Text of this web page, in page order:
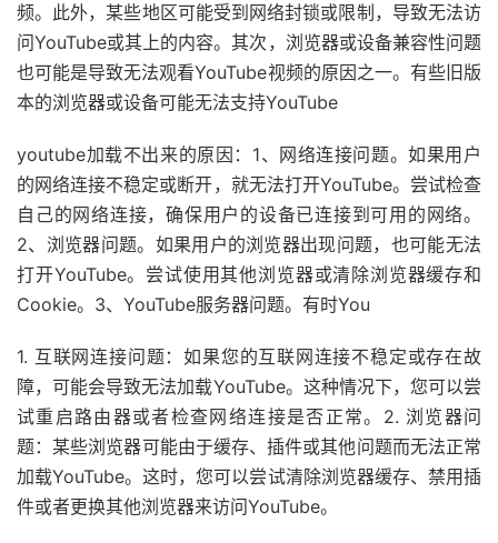
频。此外，某些地区可能受到网络封锁或限制，导致无法访
问YouTube或其上的内容。其次，浏览器或设备兼容性问题
也可能是导致无法观看YouTube视频的原因之一。有些旧版
本的浏览器或设备可能无法支持YouTube
youtube加载不出来的原因：1、网络连接问题。如果用户
的网络连接不稳定或断开，就无法打开YouTube。尝试检查
自己的网络连接，确保用户的设备已连接到可用的网络。
2、浏览器问题。如果用户的浏览器出现问题，也可能无法
打开YouTube。尝试使用其他浏览器或清除浏览器缓存和
Cookie。3、YouTube服务器问题。有时You
1. 互联网连接问题：如果您的互联网连接不稳定或存在故
障，可能会导致无法加载YouTube。这种情况下，您可以尝
试重启路由器或者检查网络连接是否正常。2. 浏览器问
题：某些浏览器可能由于缓存、插件或其他问题而无法正常
加载YouTube。这时，您可以尝试清除浏览器缓存、禁用插
件或者更换其他浏览器来访问YouTube。